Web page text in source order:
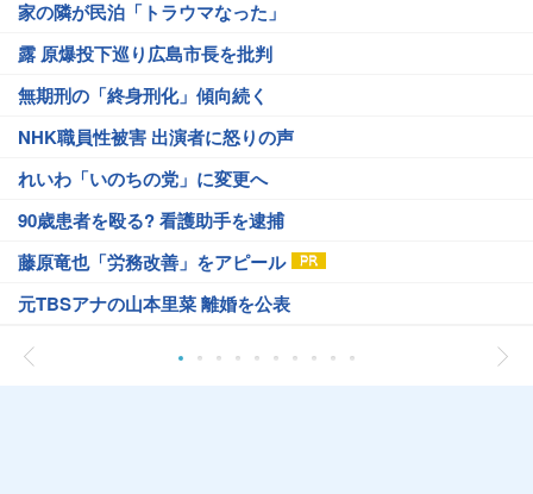
家の隣が民泊「トラウマなった」
露 原爆投下巡り広島市長を批判
無期刑の「終身刑化」傾向続く
NHK職員性被害 出演者に怒りの声
れいわ「いのちの党」に変更へ
90歳患者を殴る? 看護助手を逮捕
藤原竜也「労務改善」をアピール
元TBSアナの山本里菜 離婚を公表